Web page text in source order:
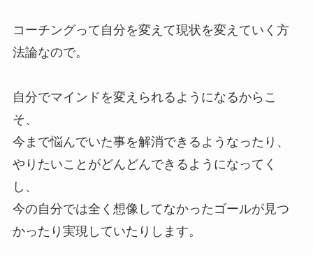
コーチングって自分を変えて現状を変えていく方
法論なので。
自分でマインドを変えられるようになるからこ
そ、
今まで悩んでいた事を解消できるようなったり、
やりたいことがどんどんできるようになってく
し、
今の自分では全く想像してなかったゴールが見つ
かったり実現していたりします。